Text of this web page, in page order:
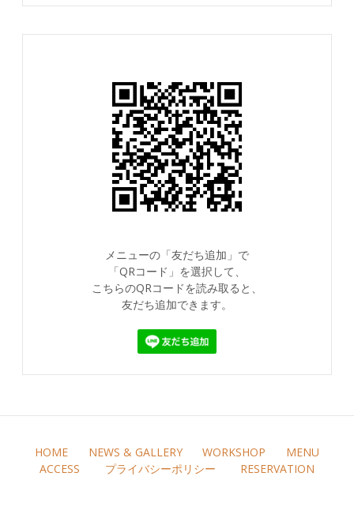
メニューの「友だち追加」で
「QRコード」を選択して、
こちらのQRコードを読み取ると、
友だち追加できます。
HOME NEWS & GALLERY WORKSHOP
MENU
ACCESS
プライバシーポリシー RESERVATION